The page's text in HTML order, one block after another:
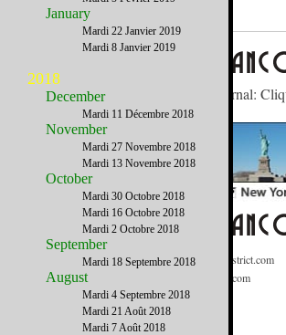
Gérez votre abonnement à notre journal:
Informations Générales:Contact@FrenchDistrict.com
Publicité / Médias Publicite@FrenchDistrict.com
Annuaire@FrenchDistrict.com
:Redaction@FrenchDistrict.com
January
Mardi 22 Janvier 2019
Mardi 8 Janvier 2019
2018
December
Mardi 11 Décembre 2018
November
Mardi 27 Novembre 2018
Mardi 13 Novembre 2018
October
Mardi 30 Octobre 2018
Mardi 16 Octobre 2018
Mardi 2 Octobre 2018
September
Mardi 18 Septembre 2018
August
Mardi 4 Septembre 2018
Mardi 21 Août 2018
Mardi 7 Août 2018